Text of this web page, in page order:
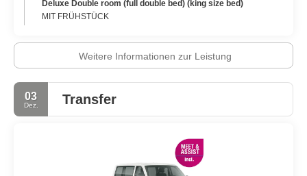
Deluxe Double room (full double bed) (king size bed)
MIT FRÜHSTÜCK
Weitere Informationen zur Leistung
03
Dez. Transfer